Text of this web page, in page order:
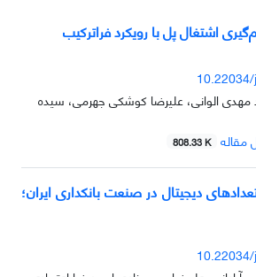
اشتغال پل با رویکرد فراترکیب
الوانی، علیرضا کوشکی جهرمی، سیده
مقاله 808.33 K
دیجیتال در صنعت بانکداری ایران؛